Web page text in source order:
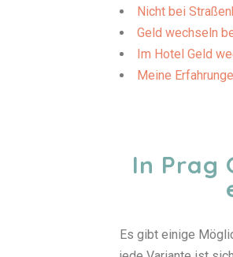
Nicht bei
Geld wechseln
Im Hotel Geld
Meine
In Prag
Es gibt einige